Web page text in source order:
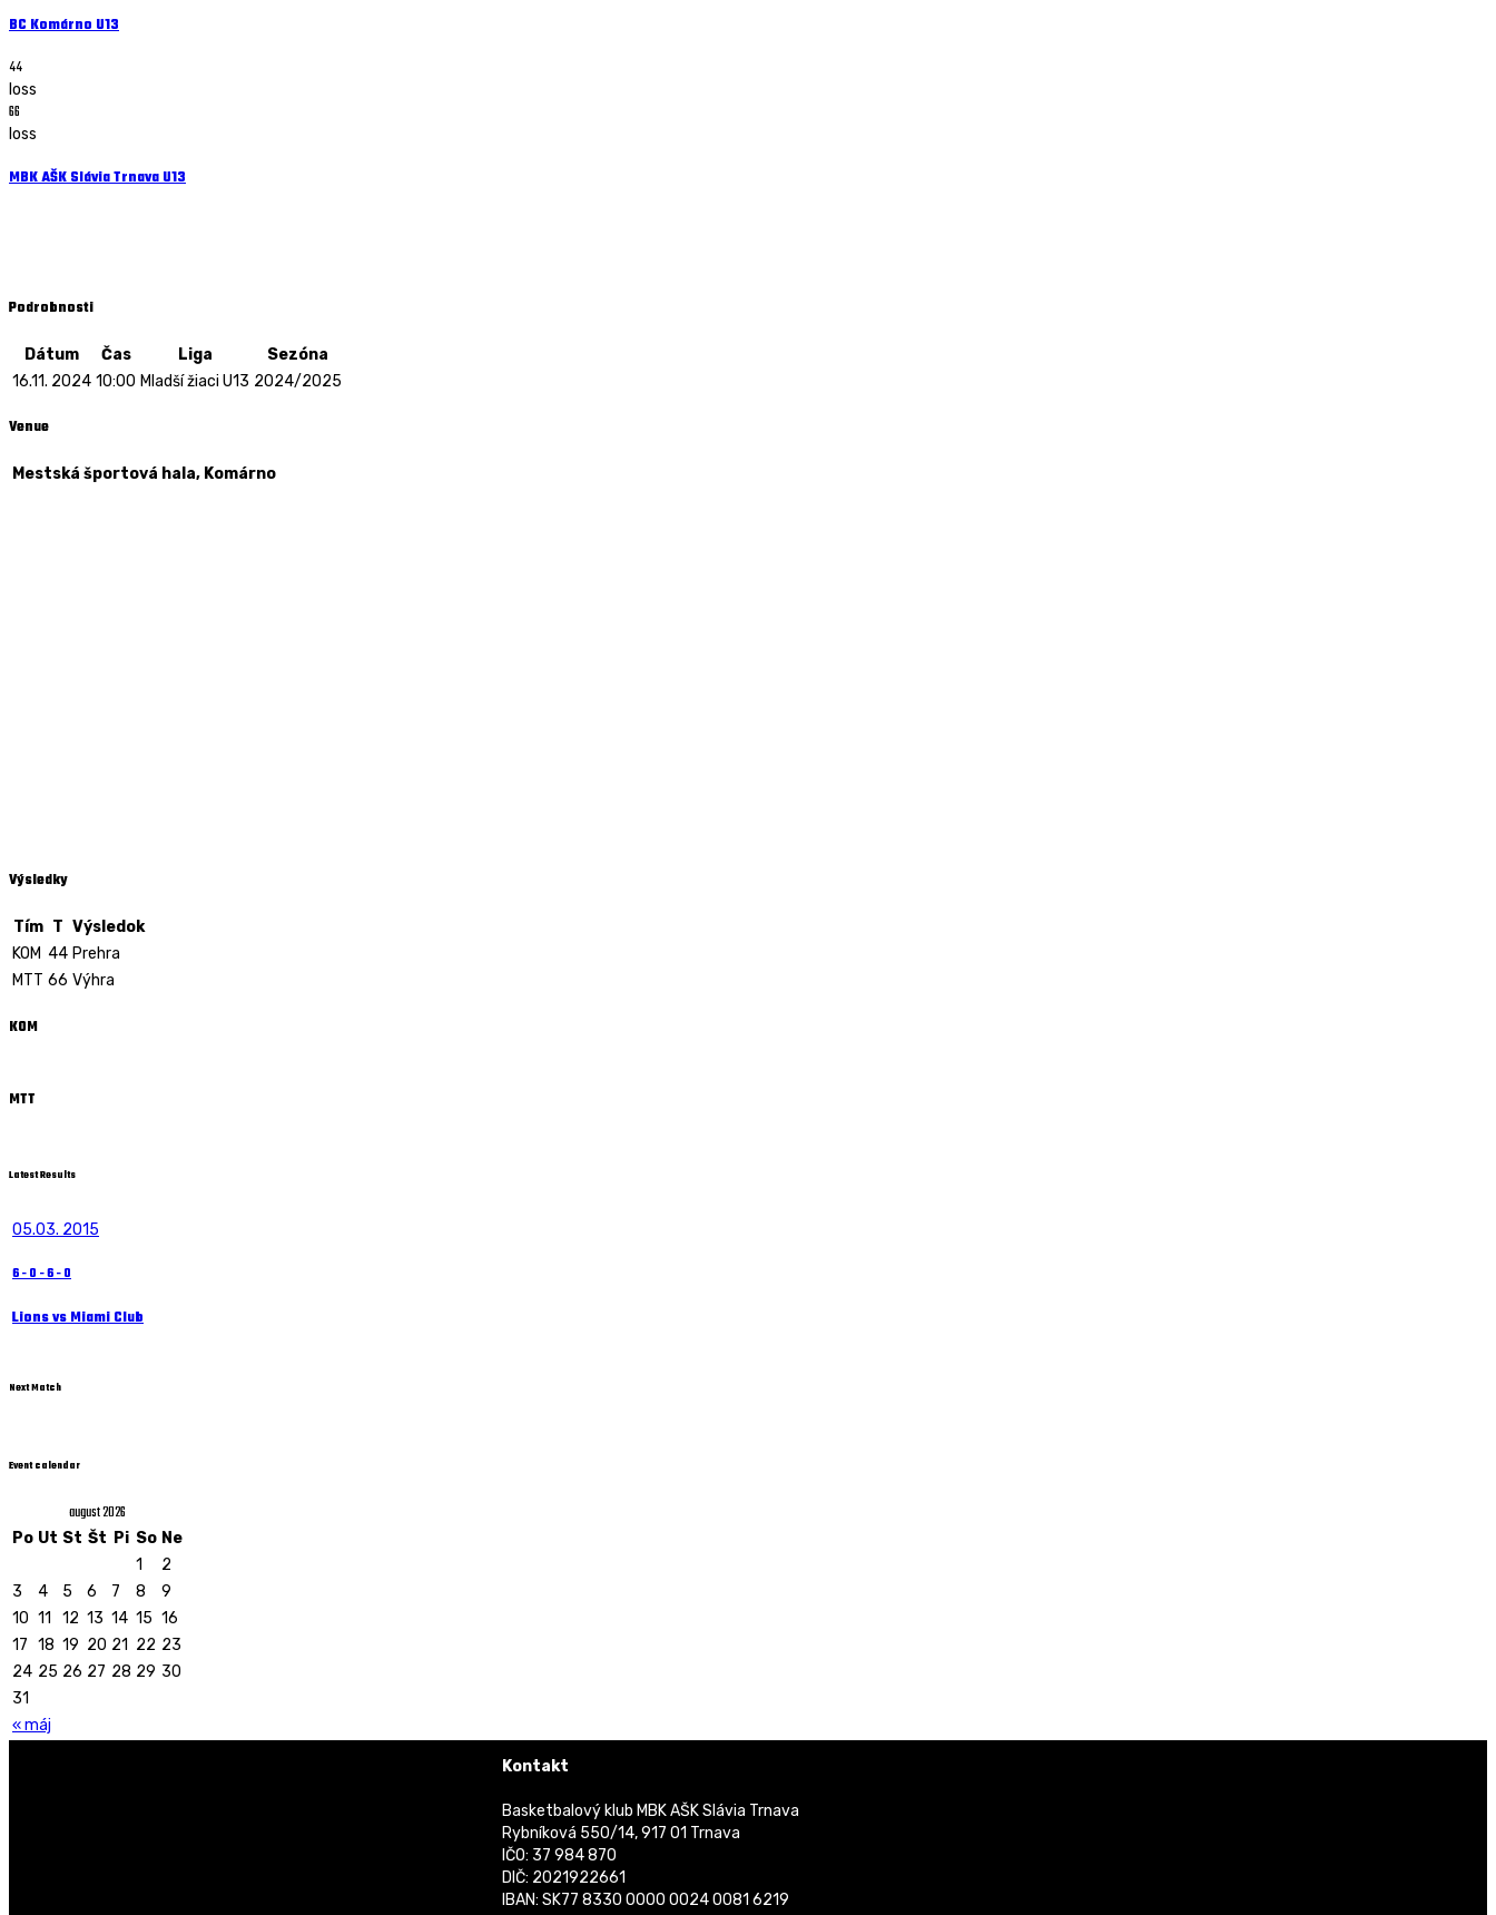
BC Komárno U13
44
loss
66
loss
MBK AŠK Slávia Trnava U13
Podrobnosti
Dátum Čas Liga
Sezóna
16.11. 2024 10:00 Mladší žiaci U13 2024/2025
Venue
Mestská športová hala, Komárno
Výsledky
Tím T Výsledok
KOM 44 Prehra
MTT 66 Výhra
KOM
MTT
Latest Results
05.03. 2015
6-0-6-0
Lions vs Miami Club
Next Match
Event calendar
august 2026
Po Ut St Št Pi So Ne
« máj
1
2
3
4 5 6 7 8
9
10 11 12 13 14 15 16
17 18 19 20 21 22 23
24 25 26 27 28 29 30
31
Kontakt
Basketbalový klub MBK AŠK Slávia Trnava
Rybníková 550/14, 917 01 Trnava
IČO: 37 984 870
DIČ: 2021922661
IBAN: SK77 8330 0000 0024 0081 6219